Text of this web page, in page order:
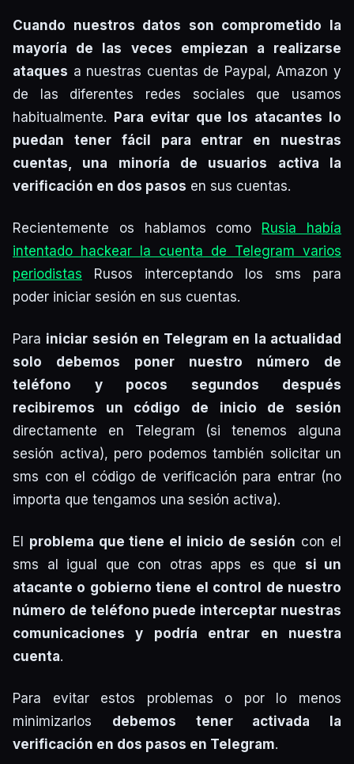
Cuando nuestros datos son comprometido la
mayoría de las veces empiezan a realizarse
ataques a nuestras cuentas de Paypal, Amazon y
de las diferentes redes sociales que usamos
habitualmente.
Para evitar que los atacantes lo
puedan tener fácil para entrar en nuestras
cuentas, una minoría de usuarios activa la
verificación en dos pasos en sus cuentas.
Recientemente os hablamos como Rusia había
intentado hackear la cuenta de Telegram varios
periodistas Rusos interceptando los sms para
poder iniciar sesión en sus cuentas.
Para iniciar sesión en Telegram en la actualidad
solo debemos poner nuestro número de
teléfono y pocos segundos después
recibiremos un código de inicio de sesión
directamente en Telegram (si tenemos alguna
sesión activa), pero podemos también solicitar un
sms con el código de verificación para entrar (no
importa que tengamos una sesión activa).
El problema que tiene el inicio de sesión con el
sms al igual que con otras apps es que si un
atacante o gobierno tiene el control de nuestro
número de teléfono puede interceptar nuestras
comunicaciones y podría entrar en nuestra
cuenta.
Para evitar estos problemas o por lo menos
minimizarlos debemos tener activada la
verificación en dos pasos en Telegram.